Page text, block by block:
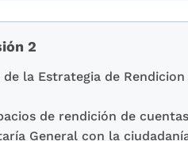
2
la Estrategia de
de rendición de
General con la